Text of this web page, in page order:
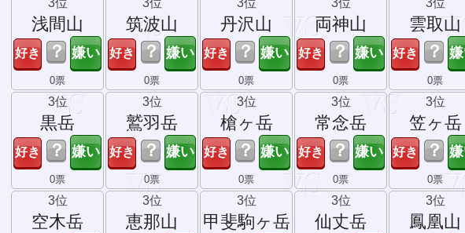
3位
浅間山
？
0票
3位
筑波山
？
0票
3位
丹沢山
？
0票
3位
両神山
？
0票
3位
雲取山
？
0票
3位
黒岳
？
0票
3位
鷲羽岳
？
0票
3位
槍ヶ岳
？
0票
3位
常念岳
？
0票
3位
笠ヶ岳
？
0票
3位
空木岳
3位
恵那山
3位
甲斐駒ヶ岳
3位
仙丈岳
3位
鳳凰山